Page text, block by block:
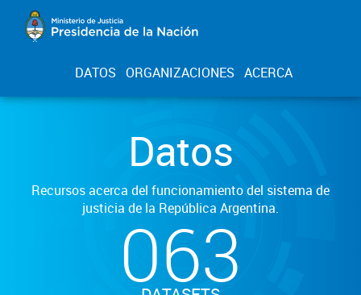
DATOS ORGANIZACIONES ACERCA
Datos
Recursos acerca del funcionamiento del sistema de
justicia de la República Argentina.
063